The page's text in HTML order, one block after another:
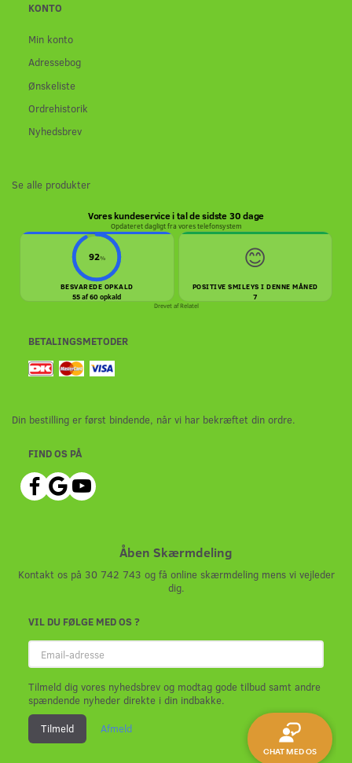
KONTO
Min konto
Adressebog
Ønskeliste
Ordrehistorik
Nyhedsbrev
Se alle produkter
Vores kundeservice i tal de sidste 30 dage
Opdateret dagligt fra vores telefonsystem
92%
BESVAREDE OPKALD
55 af 60 opkald
😊
POSITIVE SMILEYS I DENNE MÅNED
7
Drevet afRelatel
BETALINGSMETODER
Din bestilling er først bindende, når vi har bekræftet din ordre.
FIND OS PÅ
Åben Skærmdeling
Kontakt os på 30 742 743 og få online skærmdeling mens vi vejleder
dig.
VIL DU FØLGE MED OS ?
Email-
adresse
Tilmeld dig vores nyhedsbrev og modtag gode tilbud samt andre
spændende nyheder direkte i din indbakke.
Tilmeld Afmeld